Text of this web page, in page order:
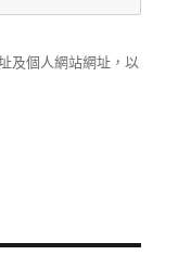
及個人網站網址，以